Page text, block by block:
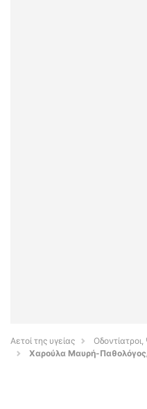
Αετοί της υγείας
Χαρούλα Μαυρή-Παθολόγος/